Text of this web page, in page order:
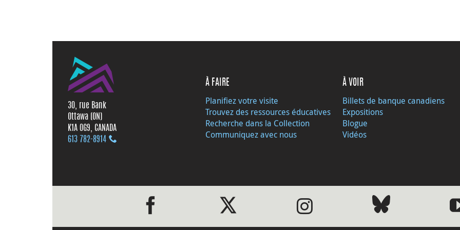
30, rue Bank
Ottawa (ON)
K1A 0G9, CANADA
613 782‑8914
À FAIRE
Planifiez votre visite
Trouvez des ressources éducatives
Recherche dans la Collection
Communiquez avec nous
À VOIR
Billets de banque canadiens
Expositions
Blogue
Vidéos